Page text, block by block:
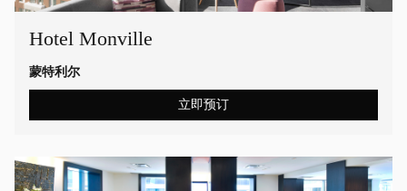
Hotel Monville
蒙特利尔
立即预订